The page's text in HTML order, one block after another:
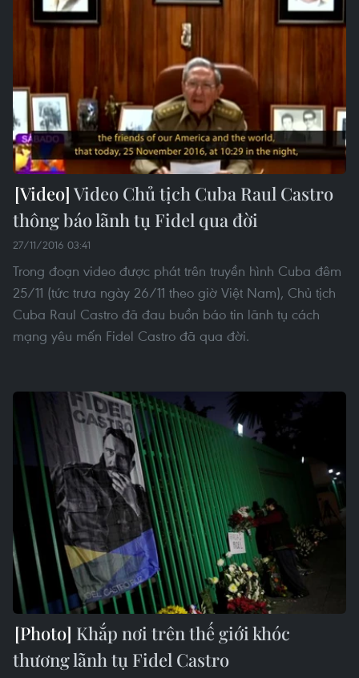
Video Chủ tịch Cuba Raul Castro
thông báo lãnh tụ Fidel qua đời
27/11/2016 03:41
Trong đoạn video được phát trên truyền hình Cuba đêm
25/11 (tức trưa ngày 26/11 theo giờ Việt Nam), Chủ tịch
Cuba Raul Castro đã đau buồn báo tin lãnh tụ cách
mạng yêu mến Fidel Castro đã qua đời.
Khắp nơi trên thế giới khóc
thương lãnh tụ Fidel Castro